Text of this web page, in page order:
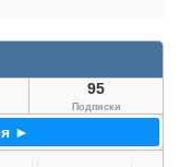
95
Подписки
►